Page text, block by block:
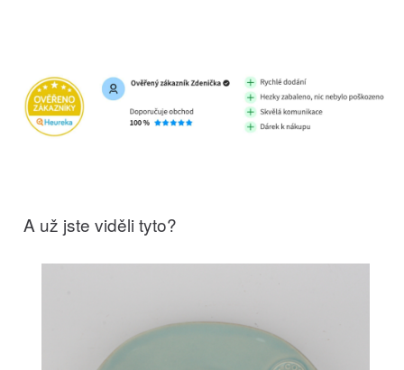
A už jste viděli tyto?